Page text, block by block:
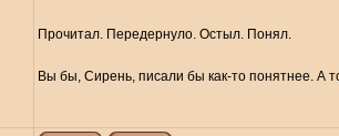
Прочитал. Передернуло. Остыл. Понял.
Вы бы, Сирень, писали бы как-то понятнее. А